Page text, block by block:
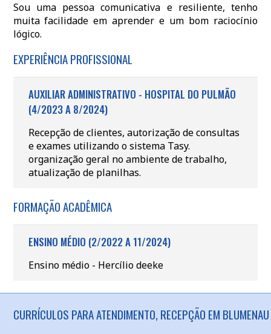
Sou uma pessoa comunicativa e resiliente, tenho
muita facilidade em aprender e um bom raciocínio
lógico.
EXPERIÊNCIA PROFISSIONAL
AUXILIAR ADMINISTRATIVO - HOSPITAL DO PULMÃO
(4/2023 A 8/2024)
Recepção de clientes, autorização de consultas
e exames utilizando o sistema Tasy.
organização geral no ambiente de trabalho,
atualização de planilhas.
FORMAÇÃO ACADÊMICA
ENSINO MÉDIO (2/2022 A 11/2024)
Ensino médio - Hercílio deeke
CURRÍCULOS PARA ATENDIMENTO, RECEPÇÃO EM